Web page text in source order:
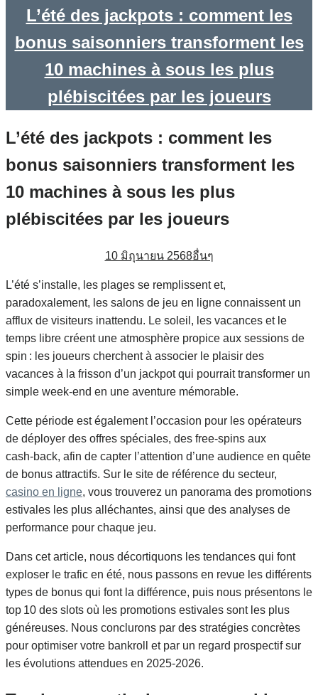
L’été des jackpots : comment les
bonus saisonniers transforment les
10 machines à sous les plus
plébiscitées par les joueurs
L’été des jackpots : comment les
bonus saisonniers transforment les
10 machines à sous les plus
plébiscitées par les joueurs
10 มิถุนายน 2568อื่นๆ
L’été s’installe, les plages se remplissent et,
paradoxalement, les salons de jeu en ligne connaissent un
afflux de visiteurs inattendu. Le soleil, les vacances et le
temps libre créent une atmosphère propice aux sessions de
spin : les joueurs cherchent à associer le plaisir des
vacances à la frisson d’un jackpot qui pourrait transformer un
simple week‑end en une aventure mémorable.
Cette période est également l’occasion pour les opérateurs
de déployer des offres spéciales, des free‑spins aux
cash‑back, afin de capter l’attention d’une audience en quête
de bonus attractifs. Sur le site de référence du secteur,
casino en ligne, vous trouverez un panorama des promotions
estivales les plus alléchantes, ainsi que des analyses de
performance pour chaque jeu.
Dans cet article, nous décortiquons les tendances qui font
exploser le trafic en été, nous passons en revue les différents
types de bonus qui font la différence, puis nous présentons le
top 10 des slots où les promotions estivales sont les plus
généreuses. Nous conclurons par des stratégies concrètes
pour optimiser votre bankroll et par un regard prospectif sur
les évolutions attendues en 2025‑2026.